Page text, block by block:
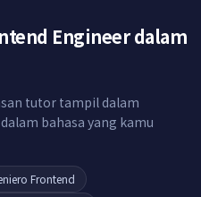
Engineer dalam
tutor tampil dalam
bahasa yang kamu
Frontend